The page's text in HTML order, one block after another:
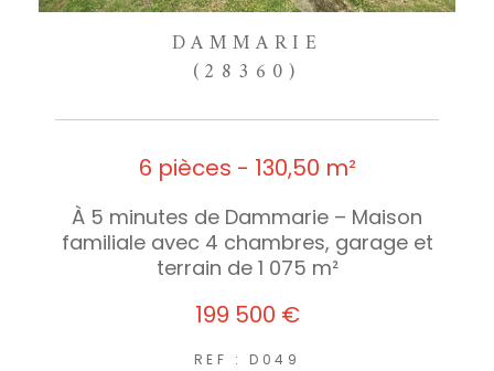
DAMMARIE
(28360)
6 pièces - 130,50 m²
À 5 minutes de Dammarie – Maison
familiale avec 4 chambres, garage et
terrain de 1 075 m²
199 500 €
REF : D049